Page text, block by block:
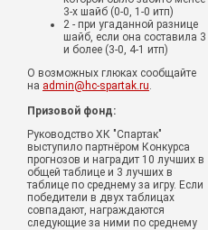
3-х шайб (0-0, 1-0 итп)
2 - при угаданной разнице
шайб, если она составила 3
и более (3-0, 4-1 итп)
О возможных глюках сообщайте
на admin@hc-spartak.ru.
Призовой фонд:
Руководство ХК "Спартак"
выступило партнёром Конкурса
прогнозов и наградит 10 лучших в
общей таблице и 3 лучших в
таблице по среднему за игру. Если
победители в двух таблицах
совпадают, награждаются
следующие за ними по среднему